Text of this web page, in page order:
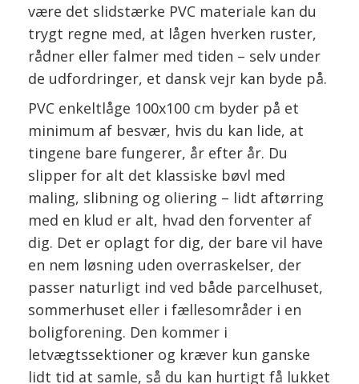
være det slidstærke PVC materiale kan du
trygt regne med, at lågen hverken ruster,
rådner eller falmer med tiden – selv under
de udfordringer, et dansk vejr kan byde på.
PVC enkeltlåge 100x100 cm byder på et
minimum af besvær, hvis du kan lide, at
tingene bare fungerer, år efter år. Du
slipper for alt det klassiske bøvl med
maling, slibning og oliering – lidt aftørring
med en klud er alt, hvad den forventer af
dig. Det er oplagt for dig, der bare vil have
en nem løsning uden overraskelser, der
passer naturligt ind ved både parcelhuset,
sommerhuset eller i fællesområder i en
boligforening. Den kommer i
letvægtssektioner og kræver kun ganske
lidt tid at samle, så du kan hurtigt få lukket